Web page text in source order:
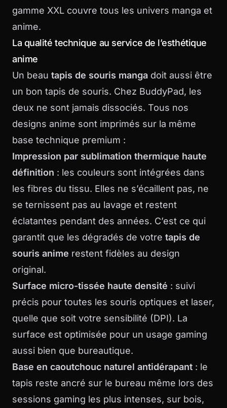
gamme XXL couvre tous les univers manga et
anime.
La qualité technique au service de l’esthétique
anime
Un beau tapis de souris manga doit aussi être
un bon tapis de souris. Chez BuddyPad, les
deux ne sont jamais dissociés. Tous nos
designs anime sont imprimés sur la même
base technique premium :
Impression par sublimation thermique haute
définition : les couleurs sont intégrées dans
les fibres du tissu. Elles ne s’écaillent pas, ne
se ternissent pas au lavage et restent
éclatantes pendant des années. C’est ce qui
garantit que les dégradés de votre tapis de
souris anime restent fidèles au design
original.
Surface micro-tissée haute densité : suivi
précis pour toutes les souris optiques et laser,
quelle que soit votre sensibilité (DPI). La
surface est optimisée pour un usage gaming
aussi bien que bureautique.
Base en caoutchouc naturel antidérapant : le
tapis reste ancré sur le bureau même lors des
sessions gaming les plus intenses, sur bois,